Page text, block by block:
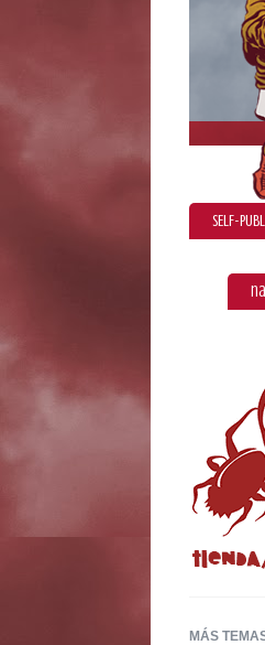
SELF-
MÁS